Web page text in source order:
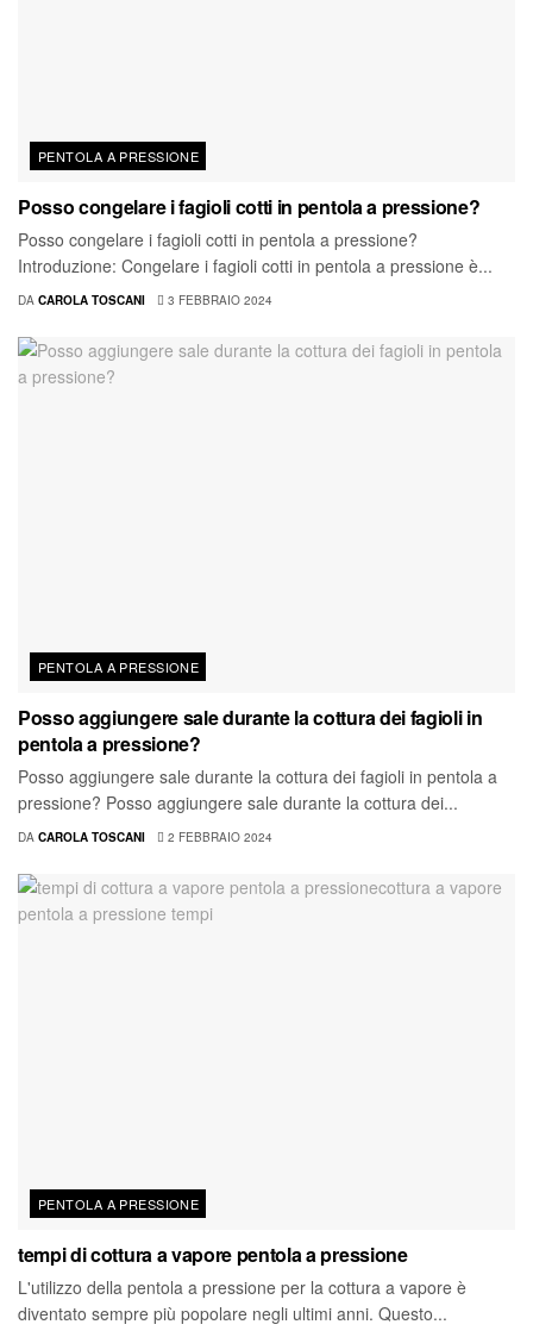
PENTOLA A PRESSIONE
Posso congelare i fagioli cotti in pentola a pressione?
Posso congelare i fagioli cotti in pentola a pressione?
Introduzione: Congelare i fagioli cotti in pentola a pressione è...
DA CAROLA TOSCANI 3 FEBBRAIO 2024
PENTOLA A PRESSIONE
Posso aggiungere sale durante la cottura dei fagioli in
pentola a pressione?
Posso aggiungere sale durante la cottura dei fagioli in pentola a
pressione? Posso aggiungere sale durante la cottura dei...
DA CAROLA TOSCANI 2 FEBBRAIO 2024
PENTOLA A PRESSIONE
tempi di cottura a vapore pentola a pressione
L'utilizzo della pentola a pressione per la cottura a vapore è
diventato sempre più popolare negli ultimi anni. Questo...